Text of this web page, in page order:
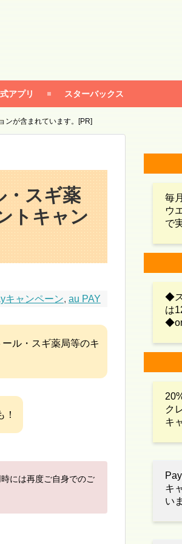
アプリ スターバックス
ンが含まれています。[PR]
・スギ薬
トキャン
キャンペーン, au PAY
ル・スギ薬局等のキ
には再度ご自身でのご
毎
ウ
で
◆
は
◆or
ク
キ
キ
い